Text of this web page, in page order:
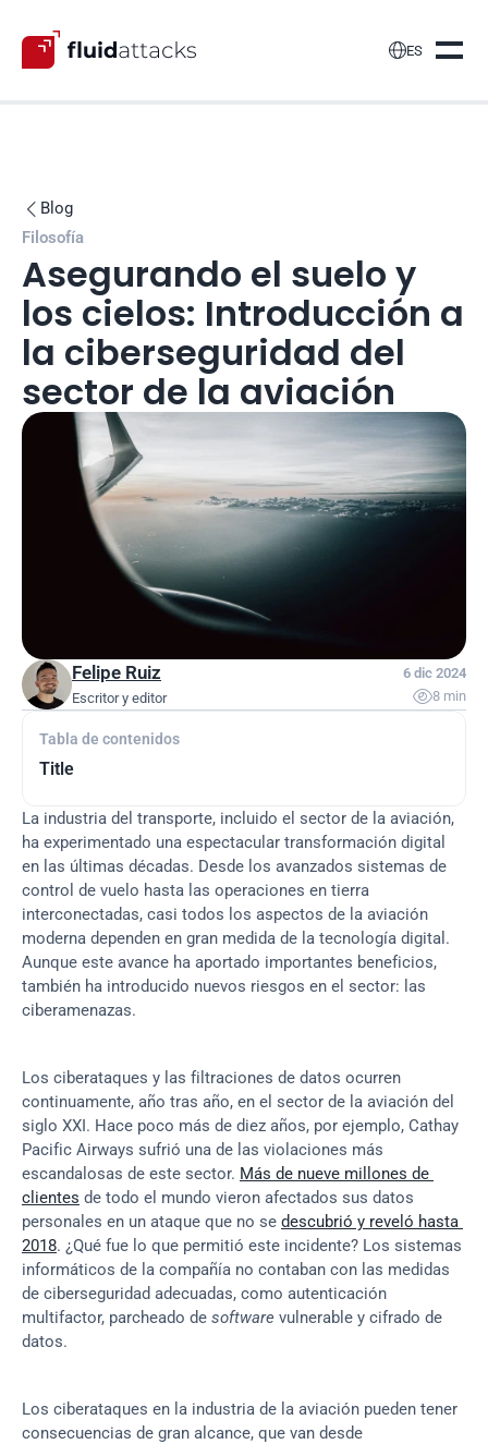
ES
Tabla de contenidos
Title
 Blog
Filosofía
Asegurando el suelo y
los cielos: Introducción a
la ciberseguridad del
sector de la aviación
Felipe Ruiz
Escritor y editor
6 dic 2024
8 min
La industria del transporte, incluido el sector de la aviación,
ha experimentado una espectacular transformación digital
en las últimas décadas. Desde los avanzados sistemas de
control de vuelo hasta las operaciones en tierra
interconectadas, casi todos los aspectos de la aviación
moderna dependen en gran medida de la tecnología digital.
Aunque este avance ha aportado importantes beneficios,
también ha introducido nuevos riesgos en el sector: las
ciberamenazas.
Los ciberataques y las filtraciones de datos ocurren
continuamente, año tras año, en el sector de la aviación del
siglo XXI. Hace poco más de diez años, por ejemplo, Cathay
Pacific Airways sufrió una de las violaciones más
escandalosas de este sector. Más de nueve millones de
clientes de todo el mundo vieron afectados sus datos
personales en un ataque que no se descubrió y reveló hasta
2018. ¿Qué fue lo que permitió este incidente? Los sistemas
informáticos de la compañía no contaban con las medidas
de ciberseguridad adecuadas, como autenticación
multifactor, parcheado de software vulnerable y cifrado de
datos.
Los ciberataques en la industria de la aviación pueden tener
consecuencias de gran alcance, que van desde